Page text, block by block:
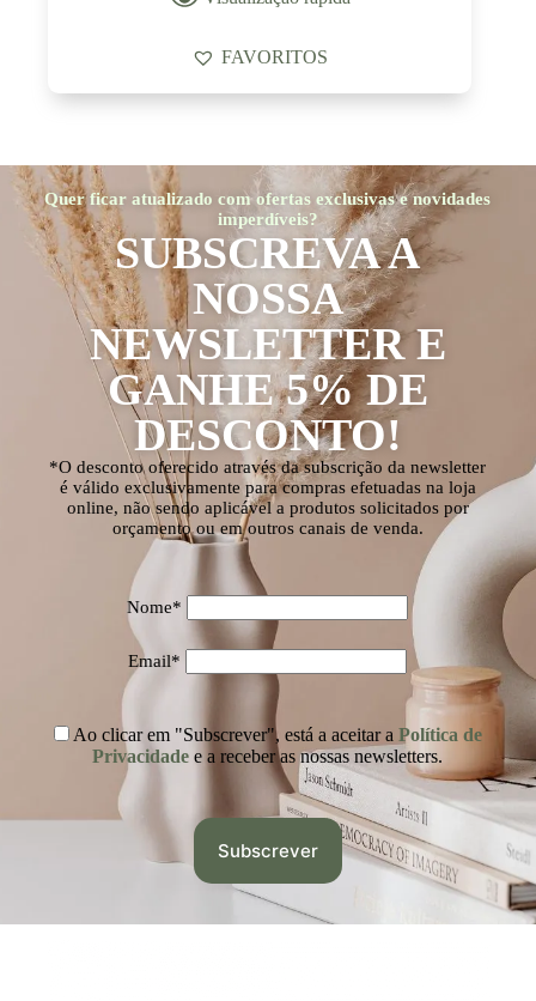
FAVORITOS
Quer ficar atualizado com ofertas exclusivas e novidades
imperdíveis?
SUBSCREVA A
NOSSA
NEWSLETTER E
GANHE 5% DE
DESCONTO!
*O desconto oferecido através da subscrição da newsletter
é válido exclusivamente para compras efetuadas na loja
online, não sendo aplicável a produtos solicitados por
orçamento ou em outros canais de venda.
Nome*
Email*
Ao clicar em "Subscrever", está a aceitar a Política de
Privacidade e a receber as nossas newsletters.